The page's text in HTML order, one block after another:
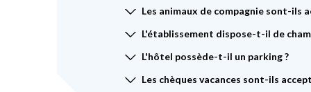
Les animaux de compagnie sont-ils
L'établissement dispose-t-il de
L'hôtel possède-t-il un parking ?
Les chèques vacances sont-ils